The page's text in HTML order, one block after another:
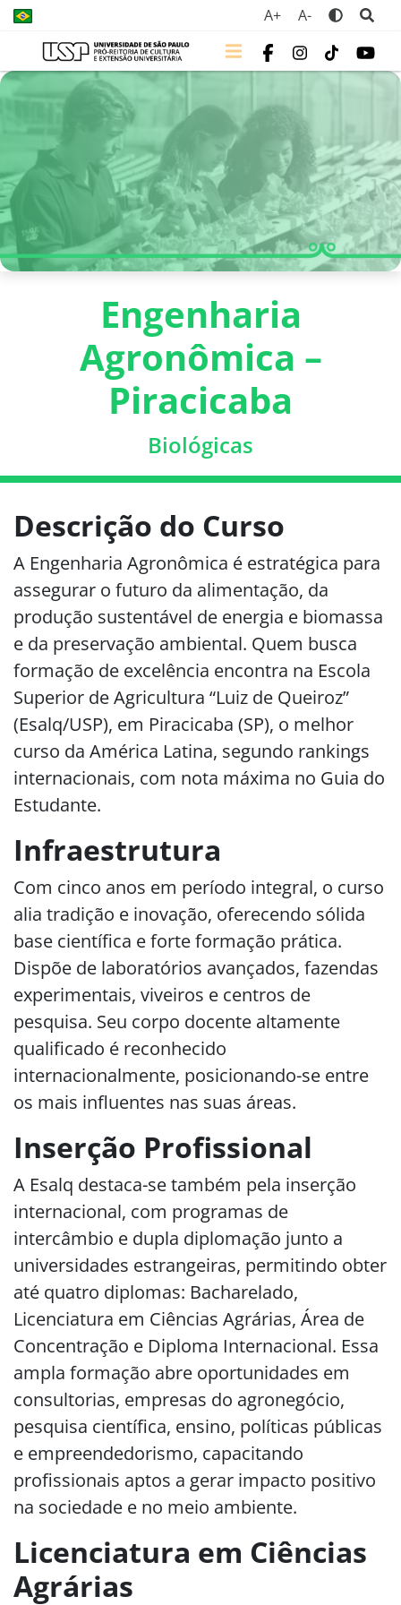
A+ A-
Engenharia
Agronômica –
Piracicaba
Biológicas
Descrição do Curso
A Engenharia Agronômica é estratégica para
assegurar o futuro da alimentação, da
produção sustentável de energia e biomassa
e da preservação ambiental. Quem busca
formação de excelência encontra na Escola
Superior de Agricultura “Luiz de Queiroz”
(Esalq/USP), em Piracicaba (SP), o melhor
curso da América Latina, segundo rankings
internacionais, com nota máxima no Guia do
Estudante.
Infraestrutura
Com cinco anos em período integral, o curso
alia tradição e inovação, oferecendo sólida
base científica e forte formação prática.
Dispõe de laboratórios avançados, fazendas
experimentais, viveiros e centros de
pesquisa. Seu corpo docente altamente
qualificado é reconhecido
internacionalmente, posicionando-se entre
os mais influentes nas suas áreas.
Inserção Profissional
A Esalq destaca-se também pela inserção
internacional, com programas de
intercâmbio e dupla diplomação junto a
universidades estrangeiras, permitindo obter
até quatro diplomas: Bacharelado,
Licenciatura em Ciências Agrárias, Área de
Concentração e Diploma Internacional. Essa
ampla formação abre oportunidades em
consultorias, empresas do agronegócio,
pesquisa científica, ensino, políticas públicas
e empreendedorismo, capacitando
profissionais aptos a gerar impacto positivo
na sociedade e no meio ambiente.
Licenciatura em Ciências
Agrárias